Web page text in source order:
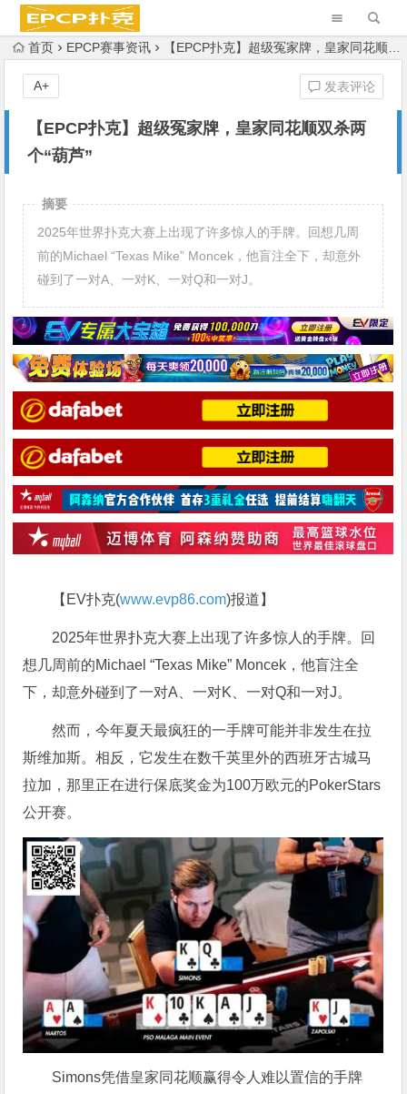
首页 EPCP赛事资讯 【EPCP扑克】超级冤家牌，皇家同花顺双杀两个“葫芦”
【EPCP扑克】超级冤家牌，皇家同花顺双杀两
个“葫芦”
发表评论
A+
摘要
2025年世界扑克大赛上出现了许多惊人的手牌。回想几周
前的Michael “Texas Mike” Moncek，他盲注全下，却意外
碰到了一对A、一对K、一对Q和一对J。
【EV扑克(www.evp86.com)报道】
2025年世界扑克大赛上出现了许多惊人的手牌。回
想几周前的Michael “Texas Mike” Moncek，他盲注全
下，却意外碰到了一对A、一对K、一对Q和一对J。
然而，今年夏天最疯狂的一手牌可能并非发生在拉
斯维加斯。相反，它发生在数千英里外的西班牙古城马
拉加，那里正在进行保底奖金为100万欧元的PokerStars
公开赛。
Simons凭借皇家同花顺赢得令人难以置信的手牌